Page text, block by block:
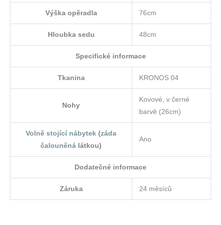
Výška opěradla 76cm
Hloubka sedu 48cm
Specifické informace
Tkanina KRONOS 04
Nohy
Kovové, v černé
barvě (26cm)
Volně stojící nábytek (záda
čalouněná látkou)
Ano
Dodatečné informace
Záruka 24 měsíců